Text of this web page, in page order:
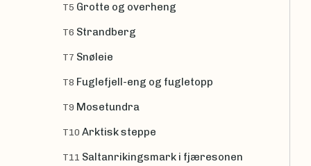
T5 Grotte og overheng
T6 Strandberg
T7 Snøleie
T8 Fuglefjell-eng og fugletopp
T9 Mosetundra
T10 Arktisk steppe
T11 Saltanrikingsmark i fjæresonen